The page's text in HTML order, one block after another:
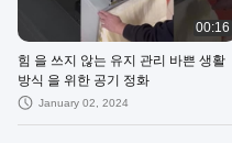
00:16
힘 을 쓰지 않는 유지 관리 바쁜 생활
방식 을 위한 공기 정화
January 02, 2024